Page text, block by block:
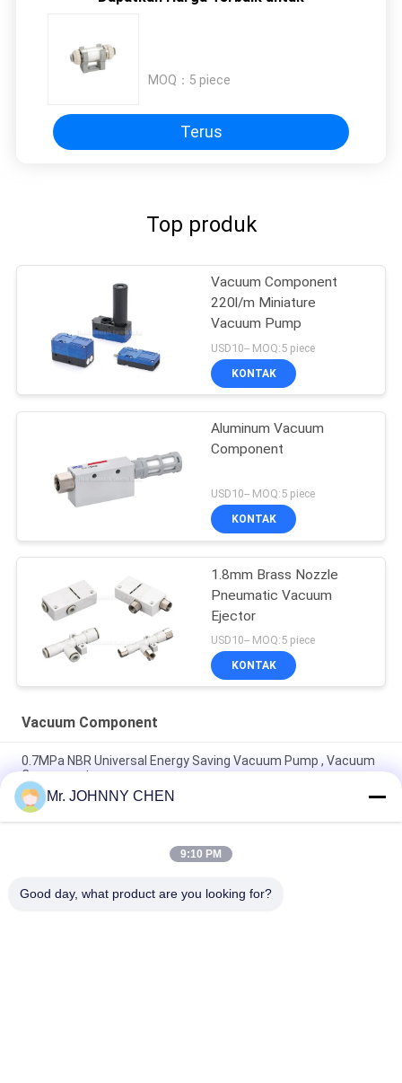
MOQ： 5 piece
Terus
Top produk
Vacuum Component
220l/m Miniature
Vacuum Pump
USD10-- MOQ:5 piece
KONTAK
Aluminum Vacuum
Component
USD10-- MOQ:5 piece
KONTAK
1.8mm Brass Nozzle
Pneumatic Vacuum
Ejector
USD10-- MOQ:5 piece
KONTAK
Vacuum Component
0.7MPa NBR Universal Energy Saving Vacuum Pump , Vacuum
Component
Vacuum Component 220L/M Miniature Vacuum Pump
Maximum 7bar Air Supply Pressure
8mm - 125mm PU / Silicon VASB Vacuum Pad Vacuum
Mr. JOHNNY CHEN
9:10 PM
Good day, what product are you looking for?